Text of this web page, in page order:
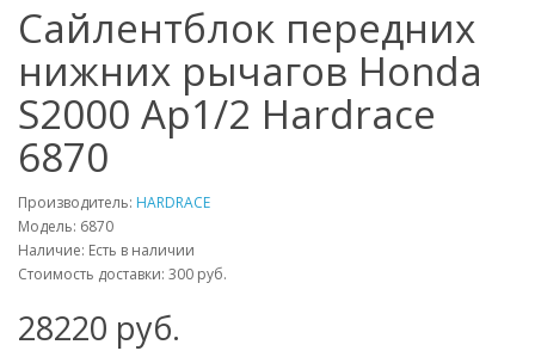
Сайлентблок передних
нижних рычагов Honda
S2000 Ap1/2 Hardrace
6870
Производитель: HARDRACE
Модель: 6870
Наличие: Есть в наличии
Стоимость доставки: 300 руб.
28220 руб.